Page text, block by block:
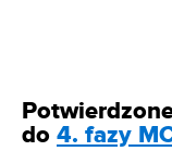
do 4. fazy